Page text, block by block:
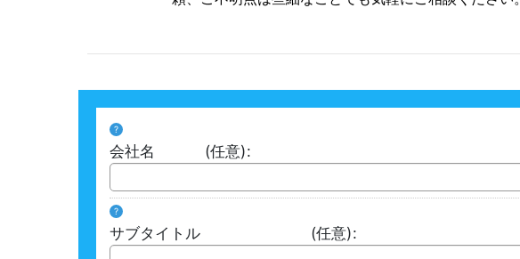
?
会社名 (任意):
?
サブタイトル (任意):